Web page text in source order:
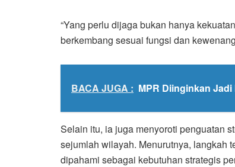
“Yang perlu dijaga bukan hanya
berkembang sesuai fungsi dan
BACA JUGA : MPR Diinginkan
Selain itu, ia juga menyoroti penguatan
sejumlah wilayah. Menurutnya, langkah
dipahami sebagai kebutuhan strategis